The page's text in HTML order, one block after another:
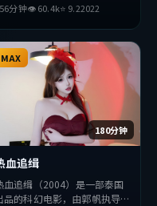
主演。影片在叙事与视听上力
突破，探讨人性与抉择，节奏
弛有度，适合喜欢该类型的观
完整观看。
分钟👁60.4k⭐ 9.22022
180分钟
血追缉
血追缉（2004）是一部泰国
品的科幻电影，由郭帆执导，